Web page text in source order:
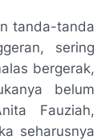
tanda-tanda
sering
bergerak,
belum
Fauziah,
seharusnya